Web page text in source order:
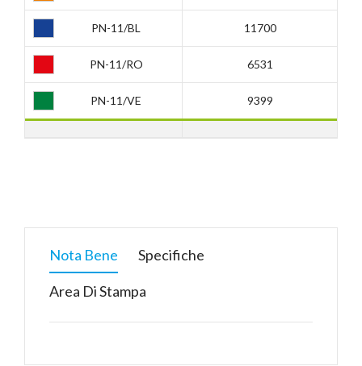
PN-11/BL 11700
PN-11/RO 6531
PN-11/VE 9399
Nota Bene Specifiche
Area Di Stampa